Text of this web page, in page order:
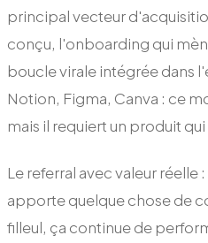
principal vecteur
conçu, l'onboarding qui
boucle virale intégrée dans
Notion, Figma, Canva : ce
mais il requiert un produit qui
Le referral avec valeur réelle
apporte quelque chose de
filleul, ça continue de